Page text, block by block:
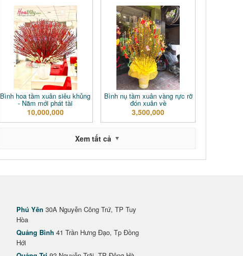
Bình hoa tầm xuân siêu khủng
- Năm mới phát tài
10,000,000
Bình nụ tầm xuân vàng rực rỡ
đón xuân về
3,500,000
Xem tất cả
Phú Yên 30A Nguyễn Công Trứ, TP Tuy
Hòa
Quảng Bình 41 Trần Hưng Đạo, Tp Đồng
Hới